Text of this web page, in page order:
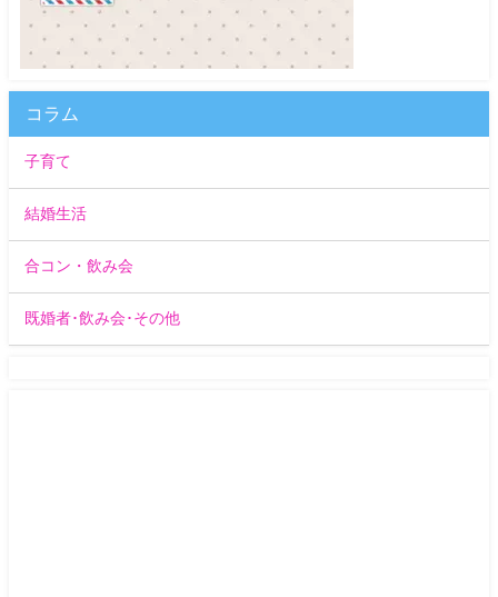
コラム
子育て
結婚生活
合コン・飲み会
既婚者･飲み会･その他